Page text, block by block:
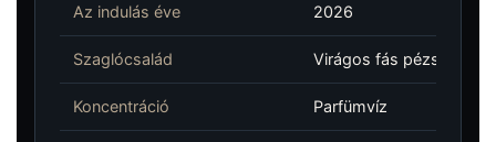
Az indulás éve 2026
Szaglócsalád Virágos fás pézsma
Koncentráció Parfümvíz